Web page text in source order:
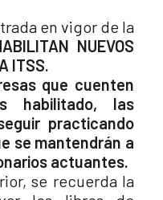
en vigor de la
NUEVOS
ITSS.
que cuenten
habilitado, las
practicando
se mantendrán a
actuantes.
se recuerda la